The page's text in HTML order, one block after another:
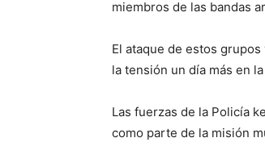
miembros de las bandas
El ataque de estos
la tensión un día más en
Las fuerzas de la Policía
como parte de la misión